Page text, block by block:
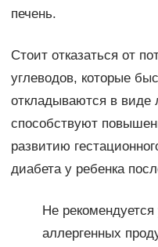
печень.
Стоит отказаться от
углеводов, которые
откладываются в
способствуют
развитию
диабета у ребенка
Не
аллергенных